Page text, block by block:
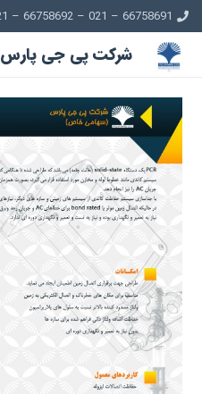
66758691 – 021 – 66758692 – 021
شرکت پی جی پارس